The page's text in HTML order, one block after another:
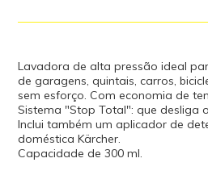
Lavadora de alta pressão ideal
de garagens, quintais, carros,
sem esforço. Com economia de
Sistema "Stop Total": que
Inclui também um aplicador de
doméstica Kärcher.
Capacidade de 300 ml.